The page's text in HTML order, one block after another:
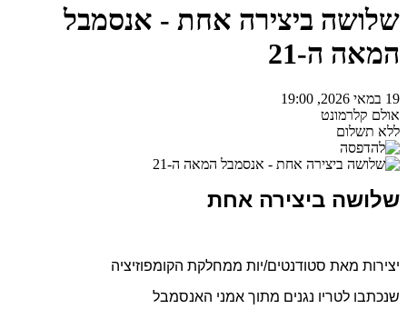
שלושה ביצירה אחת - אנסמבל
המאה ה-21
19 במאי 2026, 19:00
אולם קלרמונט
ללא תשלום
שלושה ביצירה אחת
יצירות מאת סטודנטים/יות ממחלקת הקומפוזיציה
שנכתבו לטריו נגנים מתוך אמני האנסמבל